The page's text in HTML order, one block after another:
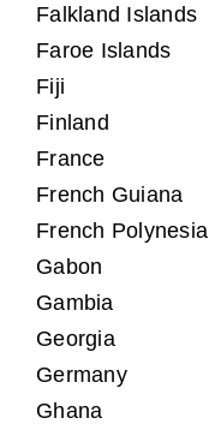
Falkland Islands
Faroe Islands
Fiji
Finland
France
French Guiana
French Polynesia
Gabon
Gambia
Georgia
Germany
Ghana